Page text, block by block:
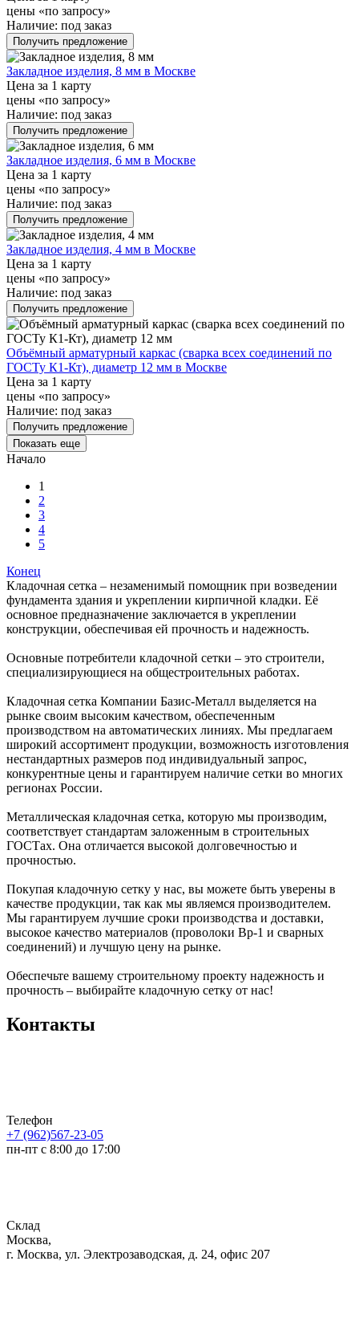
цены «по запросу»
Наличие: под заказ
Получить предложение
Закладное изделия, 8 мм в Москве
Цена за 1 карту
цены «по запросу»
Наличие: под заказ
Получить предложение
Закладное изделия, 6 мм в Москве
Цена за 1 карту
цены «по запросу»
Наличие: под заказ
Получить предложение
Закладное изделия, 4 мм в Москве
Цена за 1 карту
цены «по запросу»
Наличие: под заказ
Получить предложение
Объёмный арматурный каркас (сварка всех соединений по
ГОСТу К1-Кт), диаметр 12 мм в Москве
Цена за 1 карту
цены «по запросу»
Наличие: под заказ
Получить предложение
Показать еще
Начало
1
2
3
4
5
Конец
Кладочная сетка – незаменимый помощник при возведении
фундамента здания и укреплении кирпичной кладки. Её
основное предназначение заключается в укреплении
конструкции, обеспечивая ей прочность и надежность.
Основные потребители кладочной сетки – это строители,
специализирующиеся на общестроительных работах.
Кладочная сетка Компании Базис-Металл выделяется на
рынке своим высоким качеством, обеспеченным
производством на автоматических линиях. Мы предлагаем
широкий ассортимент продукции, возможность изготовления
нестандартных размеров под индивидуальный запрос,
конкурентные цены и гарантируем наличие сетки во многих
регионах России.
Металлическая кладочная сетка, которую мы производим,
соответствует стандартам заложенным в строительных
ГОСТах. Она отличается высокой долговечностью и
прочностью.
Покупая кладочную сетку у нас, вы можете быть уверены в
качестве продукции, так как мы являемся производителем.
Мы гарантируем лучшие сроки производства и доставки,
высокое качество материалов (проволоки Вр-1 и сварных
соединений) и лучшую цену на рынке.
Обеспечьте вашему строительному проекту надежность и
прочность – выбирайте кладочную сетку от нас!
Контакты
Телефон
+7 (962)567-23-05
пн-пт с 8:00 до 17:00
Склад
Москва,
г. Москва, ул. Электрозаводская, д. 24, офис 207